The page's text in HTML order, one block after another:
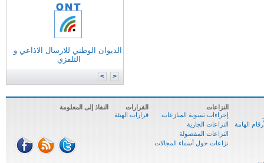
تكنولوجيات الاتصال
الديوان الوطني للارسال الاذاعي و
التلفزي
الهامة
النزاعات
إجراءات تسوية المنازعات
النزاعات الجارية
النزاعات المفصولة
نزاعات حول أسماء المجالات
القرارات
قرارات الهيئة
النفاذ إلى المعلومة